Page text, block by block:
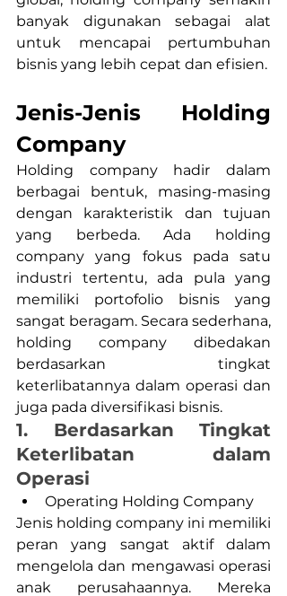
banyak digunakan sebagai alat
untuk mencapai pertumbuhan
bisnis yang lebih cepat dan efisien.
Jenis-Jenis Holding
Company
Holding company hadir dalam
berbagai bentuk, masing-masing
dengan karakteristik dan tujuan
yang berbeda. Ada holding
company yang fokus pada satu
industri tertentu, ada pula yang
memiliki portofolio bisnis yang
sangat beragam. Secara sederhana,
holding company dibedakan
berdasarkan tingkat
keterlibatannya dalam operasi dan
juga pada diversifikasi bisnis.
1. Berdasarkan Tingkat
Keterlibatan dalam
Operasi
Operating Holding Company
Jenis holding company ini memiliki
peran yang sangat aktif dalam
mengelola dan mengawasi operasi
anak perusahaannya. Mereka